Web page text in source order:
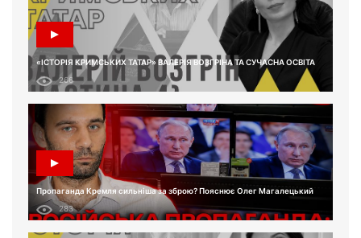
«ІСТОРІЯ КРИМСЬКИХ ТАТАР» ВАЛЕРІЯ ВОЗГРІНА ТА СУЧАСНА ОСВІТА
266
Пропаганда Кремля сильніша за зброю? Пояснює Олег Магалецький
283